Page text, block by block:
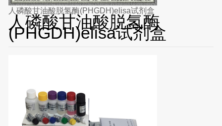
人磷酸甘油酸脱氢酶(PHGDH)elisa试剂盒
人磷酸甘油酸脱氢酶
(PHGDH)elisa试剂盒